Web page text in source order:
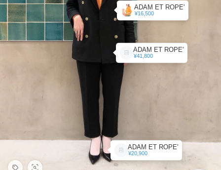
ADAM ET ROPE'
¥41,800
ADAM ET ROPE'
¥20,900
ADAM ET ROPE'
¥16,500